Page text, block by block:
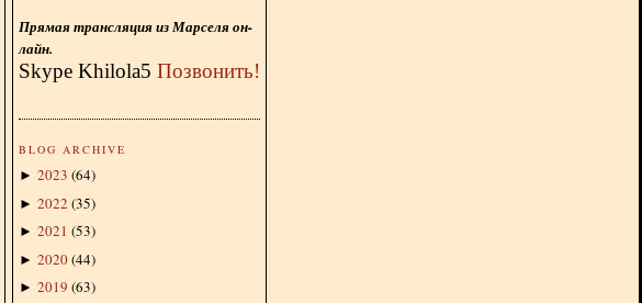
Прямая трансляция из Марселя он-
лайн.
Skype Khilola5 Позвонить!
BLOG ARCHIVE
► 2023 (64)
► 2022 (35)
► 2021 (53)
► 2020(44)
► 2019 (63)